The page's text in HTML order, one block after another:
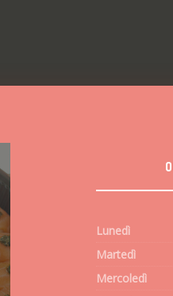
Lunedì
Martedì
Mercoledì